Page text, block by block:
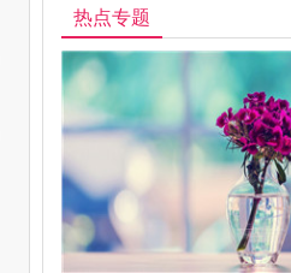
热点专题